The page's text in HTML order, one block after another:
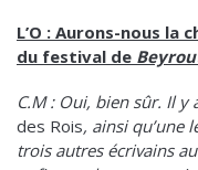
L’O : Aurons-nous la
du festival de
C.M : Oui, bien sûr. Il
des Rois, ainsi qu’une
trois autres écrivains